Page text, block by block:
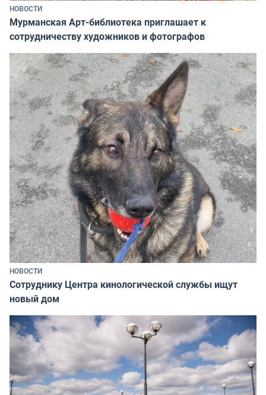
НОВОСТИ
Мурманская Арт-библиотека приглашает к
сотрудничеству художников и фотографов
НОВОСТИ
Сотруднику Центра кинологической службы ищут
новый дом